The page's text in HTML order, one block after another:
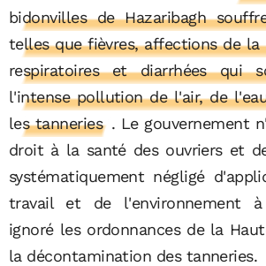
bidonvilles de Hazaribagh
telles que fièvres, affections de la
respiratoires et diarrhées qui
l'intense pollution de l'air, de
les tanneries . Le gouvernement
droit à la santé des ouvriers et
systématiquement négligé
travail et de l'environnement à
ignoré les ordonnances de la
la décontamination des tanneries.